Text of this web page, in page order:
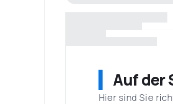
Auf der
Hier sind Sie